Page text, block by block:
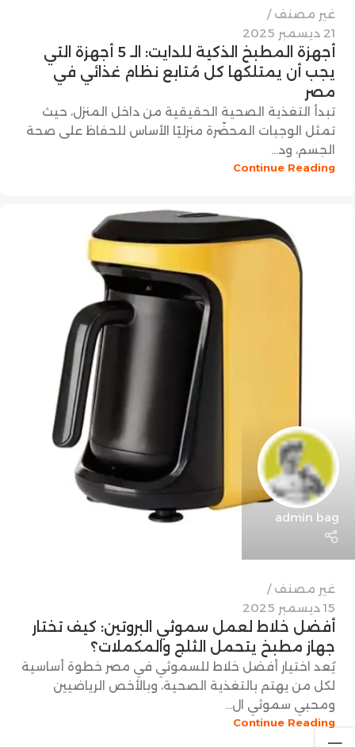
غير مصنف
21 ديسمبر 2025
أجهزة المطبخ الذكية للدايت: الـ 5 أجهزة التي
يجب أن يمتلكها كل مُتابع نظام غذائي في
مصر
تبدأ التغذية الصحية الحقيقية من داخل المنزل، حيث
تمثل الوجبات المحضّرة منزليًا الأساس للحفاظ على صحة
الجسم، ود...
Continue Reading
admin bag
غير مصنف
15 ديسمبر 2025
أفضل خلاط لعمل سموثي البروتين: كيف تختار
جهاز مطبخ يتحمل الثلج والمكملات؟
يُعد اختيار أفضل خلاط للسموثي في مصر خطوة أساسية
لكل من يهتم بالتغذية الصحية، وبالأخص الرياضيين
ومحبي سموثي ال...
Continue Reading